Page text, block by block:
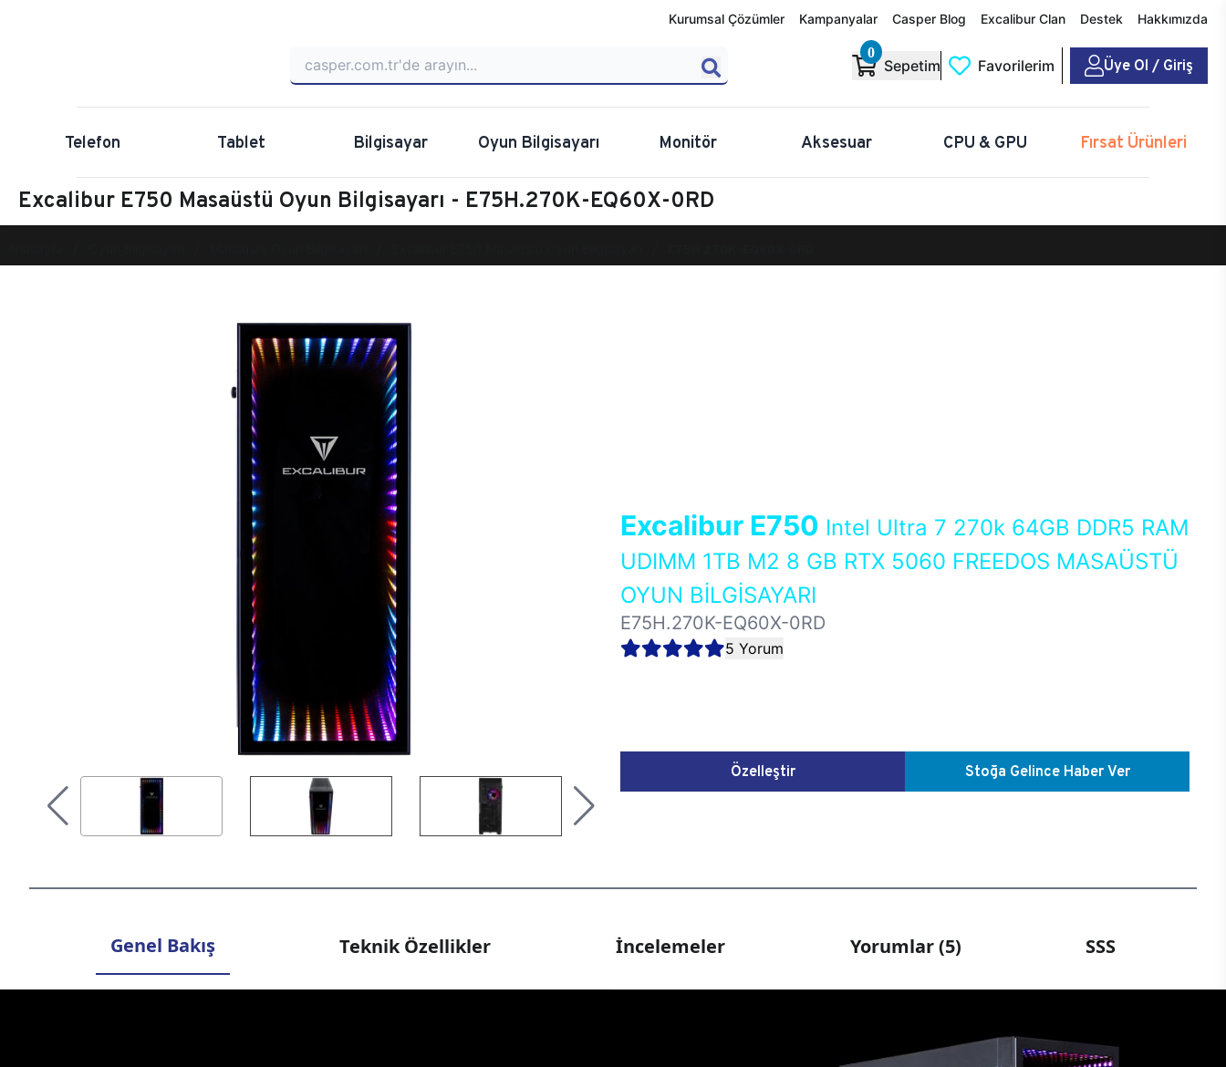
Kurumsal Çözümler Kampanyalar Casper Blog Excalibur Clan Destek Hakkımızda
0
Sepetim Favorilerim Üye Ol / Giriş
Telefon Tablet Bilgisayar Oyun Bilgisayarı Monitör Aksesuar CPU & GPU Fırsat Ürünleri
Excalibur E750 Masaüstü Oyun Bilgisayarı - E75H.270K-EQ60X-0RD
Excalibur E750 Intel Ultra 7 270k 64GB DDR5 RAM
UDIMM 1TB M2 8 GB RTX 5060 FREEDOS MASAÜSTÜ
OYUN BİLGİSAYARI
E75H.270K-EQ60X-0RD
5 Yorum
Özelleştir Stoğa Gelince Haber Ver
Genel Bakış Teknik Özellikler İncelemeler Yorumlar (5) SSS